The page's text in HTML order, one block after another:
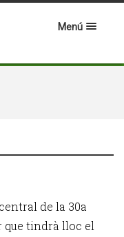
Menú
de la 30a
que tindrà lloc el